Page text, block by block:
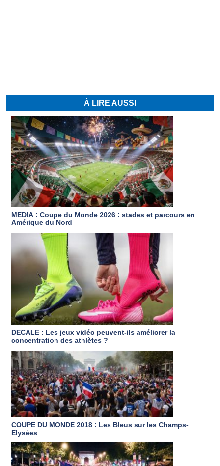
À LIRE AUSSI
MEDIA : Coupe du Monde 2026 : stades et parcours en
Amérique du Nord
DÉCALÉ : Les jeux vidéo peuvent-ils améliorer la
concentration des athlètes ?
COUPE DU MONDE 2018 : Les Bleus sur les Champs-
Elysées